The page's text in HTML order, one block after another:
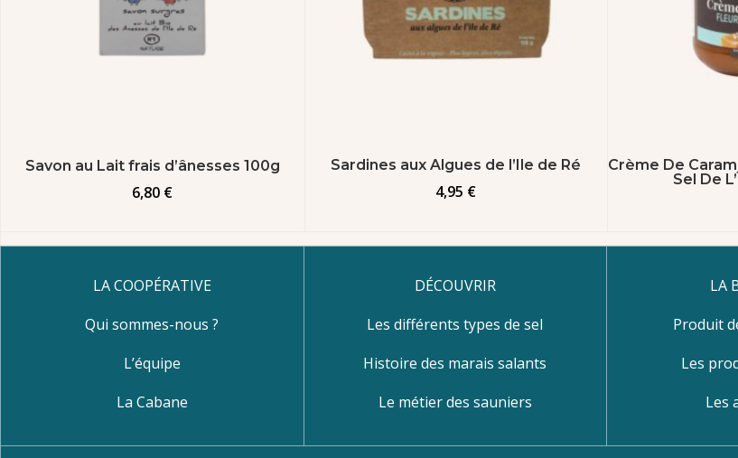
Savon au Lait frais d’ânesses 100g
6,80 €
Sardines aux Algues de l’Ile de Ré
4,95 €
Crème De
Sel De
LA COOPÉRATIVE
Qui sommes-nous ?
L’équipe
La Cabane
DÉCOUVRIR
Les différents types de sel
Histoire des marais salants
Le métier des sauniers
LA
Produit
Les
Les